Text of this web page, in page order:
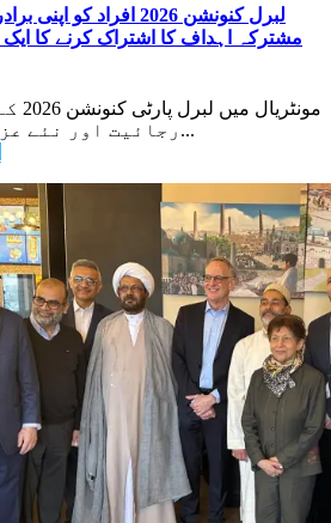
لبرل کنونشن 2026
مشترکہ اہداف کا اشتراک کرنے کا
رجائیت اور نئے عزم سے بھرے ہوئے...